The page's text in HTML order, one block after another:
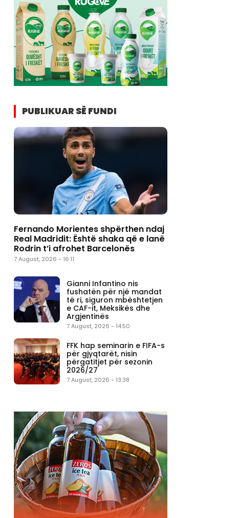
PUBLIKUAR SË FUNDI
Fernando Morientes shpërthen ndaj
Real Madridit: Është shaka që e lanë
Rodrin t’i afrohet Barcelonës
7 August, 2026 - 16:11
Gianni Infantino nis
fushatën për një mandat
të ri, siguron mbështetjen
e CAF-it, Meksikës dhe
Argjentinës
7 August, 2026 - 14:50
FFK hap seminarin e FIFA-s
për gjyqtarët, nisin
përgatitjet për sezonin
2026/27
7 August, 2026 - 13:38